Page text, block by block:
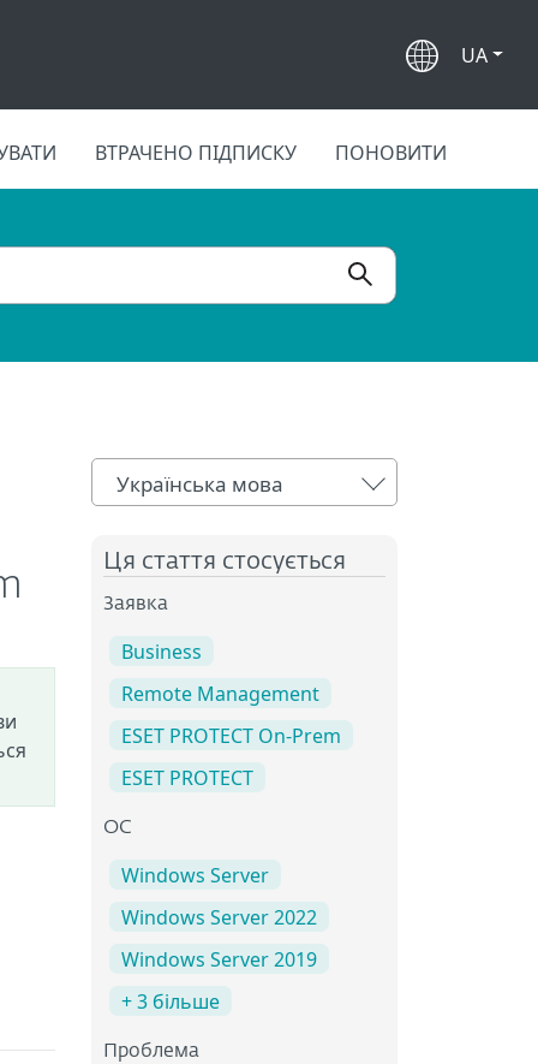
UA
ВТРАЧЕНО ПІДПИСКУ ПОНОВИТИ
Українська мова
Ця стаття стосується
Заявка
Business
Remote Management
ESET PROTECT On-Prem
ESET PROTECT
ОС
Windows Server
Windows Server 2022
Windows Server 2019
+ 3 більше
Проблема